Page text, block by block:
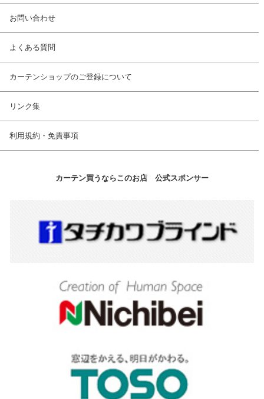
お問い合わせ
よくある質問
カーテンショップのご登録について
リンク集
利用規約・免責事項
カーテン買うならこのお店 公式スポンサー